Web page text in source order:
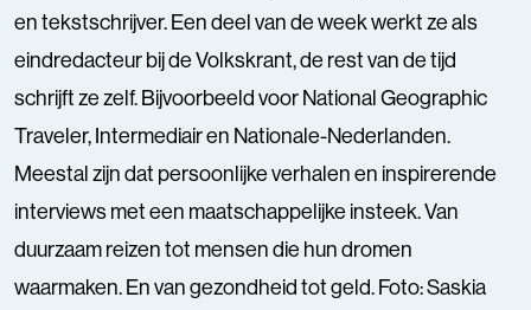
en tekstschrijver. Een deel van de week werkt ze als
eindredacteur bij de Volkskrant, de rest van de tijd
schrijft ze zelf. Bijvoorbeeld voor National Geographic
Traveler, Intermediair en Nationale-Nederlanden.
Meestal zijn dat persoonlijke verhalen en inspirerende
interviews met een maatschappelijke insteek. Van
duurzaam reizen tot mensen die hun dromen
waarmaken. En van gezondheid tot geld. Foto: Saskia